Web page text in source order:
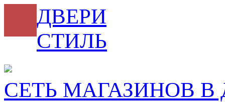
ДВЕРИ
СТИЛЬ
СЕТЬ МАГАЗИНОВ В